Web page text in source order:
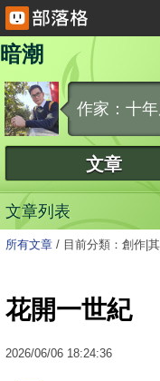
暗潮
作家：十年
文章
文章列表
所有文章 / 目前分類：創作|
花開一世紀
2026/06/06 18:24:36